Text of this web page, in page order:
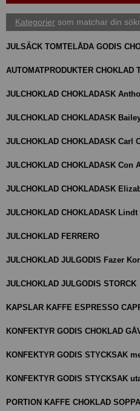
Kategorier som matchar din
JULSÄCK TOMTELÅDA GODIS
AUTOMATPRODUKTER
JULCHOKLAD CHOKLADASK
JULCHOKLAD CHOKLADASK
JULCHOKLAD CHOKLADASK Carl
JULCHOKLAD CHOKLADASK Con
JULCHOKLAD CHOKLADASK
JULCHOKLAD CHOKLADASK Lindt
JULCHOKLAD FERRERO
JULCHOKLAD JULGODIS Fazer
JULCHOKLAD JULGODIS STORCK
KAPSLAR KAFFE ESPRESSO
KONFEKTYR GODIS CHOKLAD
KONFEKTYR GODIS STYCKSAK
KONFEKTYR GODIS STYCKSAK
PORTION KAFFE CHOKLAD SOPPA